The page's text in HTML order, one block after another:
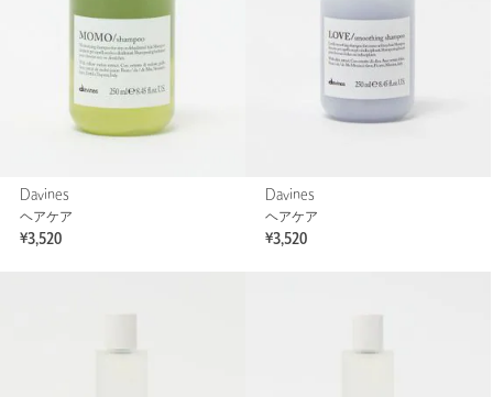
Davines
ヘアケア
¥3,520
Davines
ヘアケア
¥3,520